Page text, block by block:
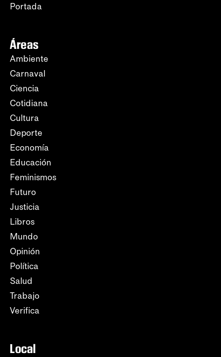
Portada
Áreas
Ambiente
Carnaval
Ciencia
Cotidiana
Cultura
Deporte
Economía
Educación
Feminismos
Futuro
Justicia
Libros
Mundo
Opinión
Política
Salud
Trabajo
Verifica
Local